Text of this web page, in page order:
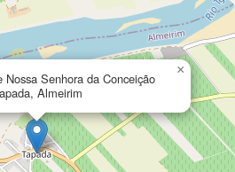
Nossa Senhora da Conceição
Almeirim
×